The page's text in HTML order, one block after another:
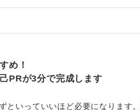
づけることが大切！ 成長意欲
事業成長に貢献したいと強く考えて
に学び続け、チームの一員として着
め！
PRが3分で完成します
といっていいほど必要になります。